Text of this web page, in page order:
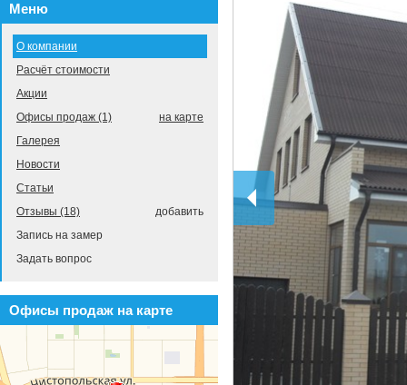
Меню
О компании
Расчёт стоимости
Акции
на карте
Офисы продаж (1)
Галерея
Новости
Статьи
добавить
Отзывы (18)
Запись на замер
Задать вопрос
Офисы продаж на карте